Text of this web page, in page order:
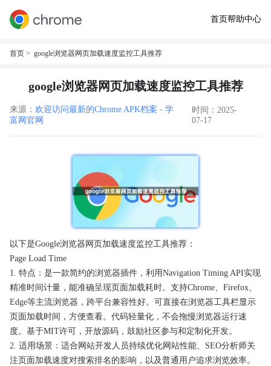
首页帮助中心
首页 > google浏览器网页加载速度监控工具推荐
google浏览器网页加载速度监控工具推荐
来源： 欢迎访问最新的Chrome APK档案 - 学
富网官网
时间：2025-
07-17
以下是Google浏览器网页加载速度监控工具推荐：
Page Load Time
1. 特点：是一款简约的浏览器插件，利用Navigation Timing API实现
精准时间计量，能准确呈现页面加载耗时。支持Chrome、Firefox、
Edge等主流浏览器，跨平台兼容性好。可直接在浏览器工具栏显示
页面加载时间，方便查看。代码轻量化，不会拖慢浏览器运行速
度。基于MIT许可，开放源码，鼓励社区参与和定制化开发。
2. 适用场景：适合网站开发人员持续优化网站性能、SEO分析师关
注页面加载速度对搜索排名的影响，以及普通用户追求浏览效率。